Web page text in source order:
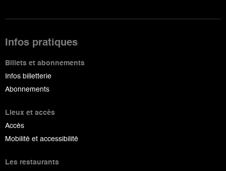
Infos pratiques
Billets et abonnements
Infos billetterie
Abonnements
Lieux et accès
Accès
Mobilité et accessibilité
Les restaurants